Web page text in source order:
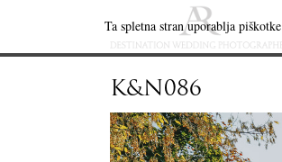
K&N086
Ta spletna stran uporablja